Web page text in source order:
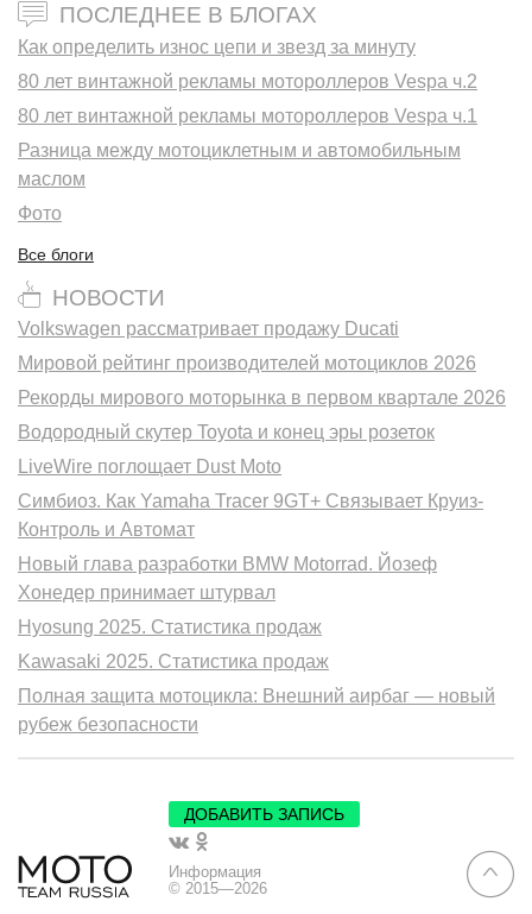
ПОСЛЕДНЕЕ В БЛОГАХ
Как определить износ цепи и звезд за минуту
80 лет винтажной рекламы мотороллеров Vespa ч.2
80 лет винтажной рекламы мотороллеров Vespa ч.1
Разница между мотоциклетным и автомобильным
маслом
Фото
Все блоги
НОВОСТИ
Volkswagen рассматривает продажу Ducati
Мировой рейтинг производителей мотоциклов 2026
Рекорды мирового моторынка в первом квартале 2026
Водородный скутер Toyota и конец эры розеток
LiveWire поглощает Dust Moto
Симбиоз. Как Yamaha Tracer 9GT+ Связывает Круиз-
Контроль и Автомат
Новый глава разработки BMW Motorrad. Йозеф
Хонедер принимает штурвал
Hyosung 2025. Статистика продаж
Kawasaki 2025. Статистика продаж
Полная защита мотоцикла: Внешний аирбаг — новый
рубеж безопасности
ДОБАВИТЬ ЗАПИСЬ
Информация
© 2015—2026